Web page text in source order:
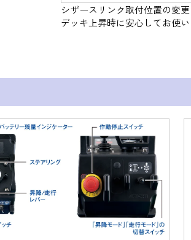
シザースリンク取付位置の変
デッキ上昇時に安心してお使